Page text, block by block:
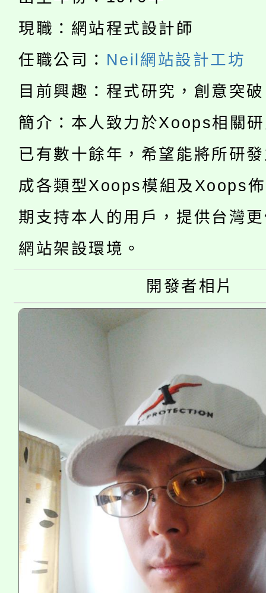
會
115年食農教育專業人
程
「本色祭」8/29、30在
場熱烈登場!
8/21下午1時於龍潭區
徵才活動。
YOUNG桃局內行報名
局官網。
8月14至27日，桃園電
開!
115年桃園市運動會8/
田徑場及游泳池舉行。
桃園市低收入戶享有免
視費優惠，中低收入戶
半價優惠，詳情可洽有
大園自造教育及科技中
份教師增能研習
大溪自造教育及科技中
份教師研習
淨零綠生活教案入校路
會
115年食農教育專業人
現職：網站程式設計師
任職公司： Neil網站設計工坊
目前興趣：程式研究，創意突
簡介：本人致力於Xoops相關
已有數十餘年，希望能將所研
成各類型Xoops模組及Xoops
期支持本人的用戶，提供台灣
網站架設環境。
開發者相片